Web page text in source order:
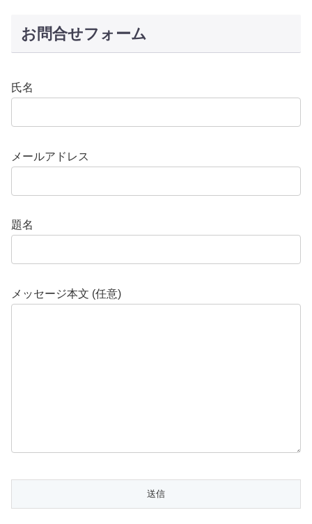
お問合せフォーム
氏名
メールアドレス
題名
メッセージ本文 (任意)